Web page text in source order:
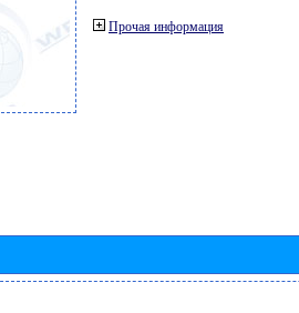
Прочая информация